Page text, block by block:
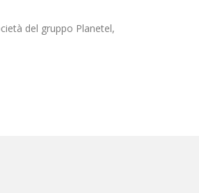
del gruppo Planetel,